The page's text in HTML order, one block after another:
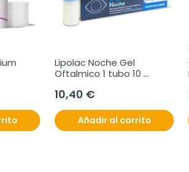
Lipolac Noche Gel
Oftalmico 1 tubo 10
10,40 €
Añadir al carrito